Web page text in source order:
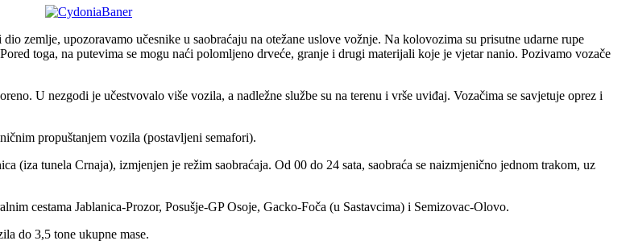
zemlje, upozoravamo učesnike u saobraćaju na otežane uslove vožnje. Na kolovozima su prisutne udarne rupe
toga, na putevima se mogu naći polomljeno drveće, granje i drugi materijali koje je vjetar nanio. Pozivamo vozače
U nezgodi je učestvovalo više vozila, a nadležne službe su na terenu i vrše uviđaj. Vozačima se savjetuje oprez i
propuštanjem vozila (postavljeni semafori).
(iza tunela Crnaja), izmjenjen je režim saobraćaja. Od 00 do 24 sata, saobraća se naizmjenično jednom trakom, uz
cestama Jablanica-Prozor, Posušje-GP Osoje, Gacko-Foča (u Sastavcima) i Semizovac-Olovo.
do 3,5 tone ukupne mase.